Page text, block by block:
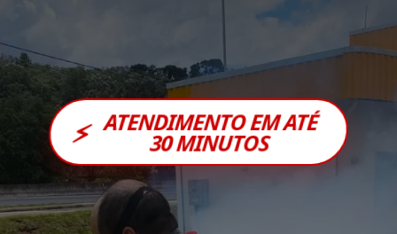
⚡ ATENDIMENTO EM ATÉ
30 MINUTOS